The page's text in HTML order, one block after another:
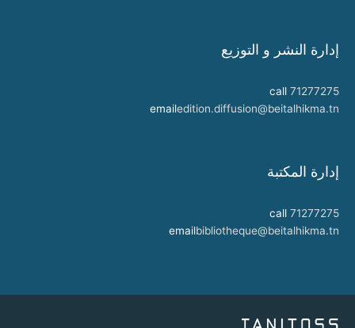
إدارة النشر و التوزيع
call 71277275
emailedition.diffusion@beitalhikma.tn
إدارة المكتبة
call 71277275
emailbibliotheque@beitalhikma.tn